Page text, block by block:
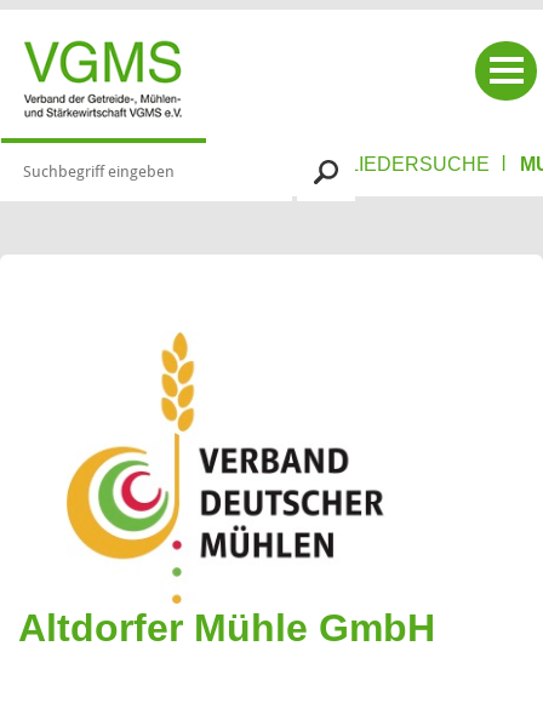
VERBAND MIT­GLIE­DER MITGLIEDERSUCHE
Altdorfer Mühle GmbH